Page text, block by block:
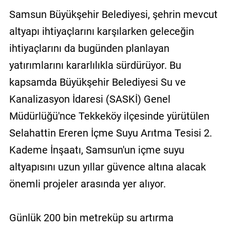
Samsun Büyükşehir Belediyesi, şehrin mevcut
altyapı ihtiyaçlarını karşılarken geleceğin
ihtiyaçlarını da bugünden planlayan
yatırımlarını kararlılıkla sürdürüyor. Bu
kapsamda Büyükşehir Belediyesi Su ve
Kanalizasyon İdaresi (SASKİ) Genel
Müdürlüğü'nce Tekkeköy ilçesinde yürütülen
Selahattin Ereren İçme Suyu Arıtma Tesisi 2.
Kademe İnşaatı, Samsun'un içme suyu
altyapısını uzun yıllar güvence altına alacak
önemli projeler arasında yer alıyor.
Günlük 200 bin metreküp su artırma